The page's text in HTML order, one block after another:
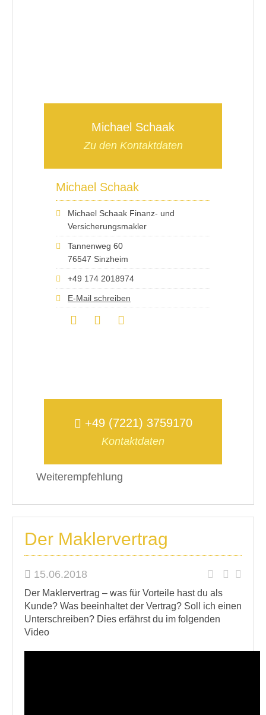
Michael Schaak
Zu den Kontaktdaten
Michael Schaak
Michael Schaak Finanz- und
Versicherungsmakler
Tannenweg 60
76547 Sinzheim
+49 174 2018974
E-Mail schreiben
+49 (7221) 3759170
Kontaktdaten
Weiterempfehlung
Der Maklervertrag
15.06.2018
Der Maklervertrag – was für Vorteile hast du als
Kunde? Was beeinhaltet der Vertrag? Soll ich einen
Unterschreiben? Dies erfährst du im folgenden
Video